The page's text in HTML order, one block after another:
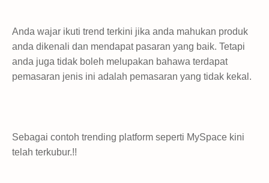
Anda wajar ikuti trend terkini jika anda mahukan produk
anda dikenali dan mendapat pasaran yang baik. Tetapi
anda juga tidak boleh melupakan bahawa terdapat
pemasaran jenis ini adalah pemasaran yang tidak kekal.
Sebagai contoh trending platform seperti MySpace kini
telah terkubur.!!